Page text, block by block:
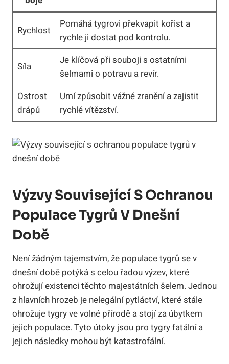
Rychlost
Pomáhá tygrovi překvapit kořist a
rychle ji dostat pod kontrolu.
Síla
Je klíčová při souboji s ostatními
šelmami o potravu a revír.
Ostrost
drápů
Umí způsobit vážné zranění a zajistit
rychlé vítězství.
Výzvy Související S Ochranou
Populace Tygrů V Dnešní
Době
Není žádným tajemstvím, že populace tygrů se v
dnešní době potýká s celou řadou výzev, které
ohrožují existenci těchto majestátních šelem. Jednou
z hlavních hrozeb je nelegální pytláctví, které stále
ohrožuje tygry ve volné přírodě a stojí za úbytkem
jejich populace. Tyto útoky jsou pro tygry fatální a
jejich následky mohou být katastrofální.